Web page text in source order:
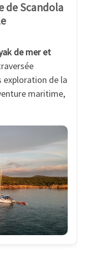
de Scandola
de mer et
exploration de la
maritime,